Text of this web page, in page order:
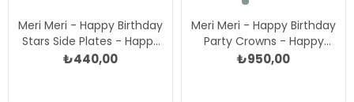
Meri Meri - Happy Birthday
Stars Side Plates - Happy
Birthday Yıldızlar Tabalar
₺440,00
Meri Meri - Happy Birthday
Party Crowns - Happy
Birthday Parti Taçları - 8'li
₺950,00